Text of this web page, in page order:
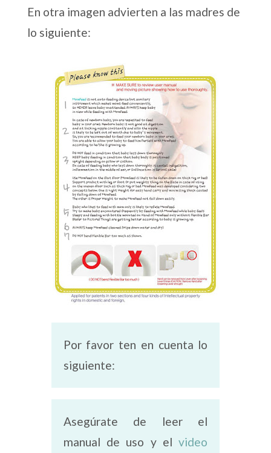
En otra imagen advierten a las madres de
lo siguiente:
Por favor ten en cuenta lo
siguiente:
Asegúrate de leer el
manual de uso y el video